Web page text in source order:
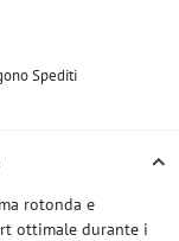
Spediti
rotonda e
ottimale durante i